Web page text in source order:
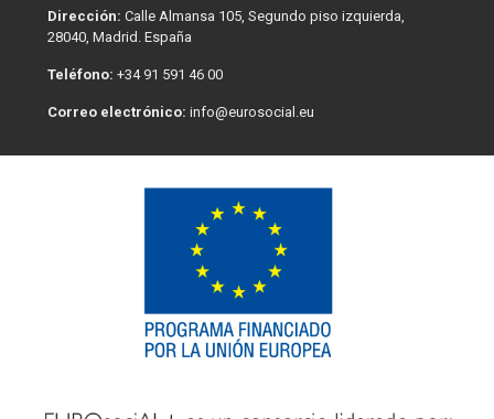
Dirección: Calle Almansa 105, Segundo piso izquierda,
28040, Madrid. España
Teléfono: +34 91 591 46 00
Correo electrónico: info@eurosocial.eu